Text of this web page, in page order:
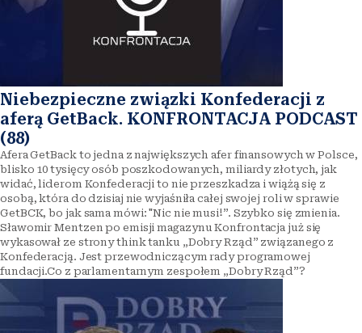
Niebezpieczne związki Konfederacji z
aferą GetBack. KONFRONTACJA PODCAST
(88)
Afera GetBack to jedna z największych afer finansowych w Polsce,
blisko 10 tysięcy osób poszkodowanych, miliardy złotych, jak
widać, liderom Konfederacji to nie przeszkadza i wiążą się z
osobą, która do dzisiaj nie wyjaśniła całej swojej roli w sprawie
GetBCK, bo jak sama mówi: "Nic nie musi!”. Szybko się zmienia.
Sławomir Mentzen po emisji magazynu Konfrontacja już się
wykasował ze strony think tanku „Dobry Rząd” związanego z
Konfederacją. Jest przewodniczącym rady programowej
fundacji.Co z parlamentarnym zespołem „Dobry Rząd”?